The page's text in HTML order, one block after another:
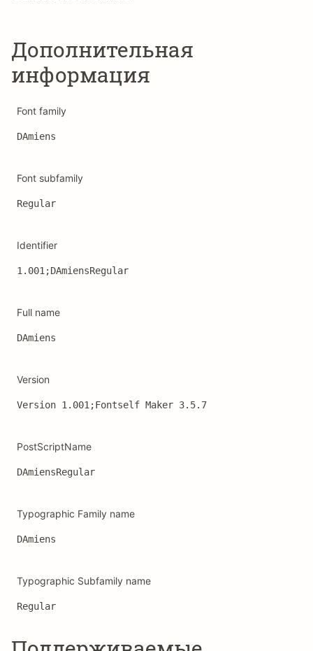
Дополнительная
информация
Font family
DAmiens
Font subfamily
Regular
Identifier
1.001;DAmiensRegular
Full name
DAmiens
Version
Version 1.001;Fontself Maker 3.5.7
PostScriptName
DAmiensRegular
Typographic Family name
DAmiens
Typographic Subfamily name
Regular